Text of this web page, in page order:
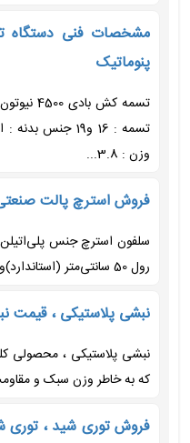
مشخصات فنی
پنوماتیک
تسمه : 16 و19
وزن : 3.8...
فروش استرچ پالت
رول 50 سانتی‌متر (استاندارد)و سفارشی طول رول عمولاً 300...
نبشی پلاستیکی ، قیمت
نبشی پلاستیکی ، محصولی
که به خاطر وزن سبک و
فروش توری شید ، توری